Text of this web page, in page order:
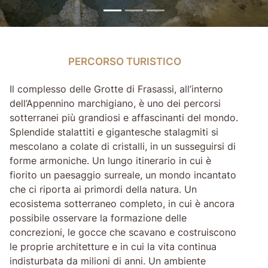
PERCORSO TURISTICO
Il complesso delle Grotte di Frasassi, all’interno
dell’Appennino marchigiano, è uno dei percorsi
sotterranei più grandiosi e affascinanti del mondo.
Splendide stalattiti e gigantesche stalagmiti si
mescolano a colate di cristalli, in un susseguirsi di
forme armoniche. Un lungo itinerario in cui è
fiorito un paesaggio surreale, un mondo incantato
che ci riporta ai primordi della natura. Un
ecosistema sotterraneo completo, in cui è ancora
possibile osservare la formazione delle
concrezioni, le gocce che scavano e costruiscono
le proprie architetture e in cui la vita continua
indisturbata da milioni di anni. Un ambiente